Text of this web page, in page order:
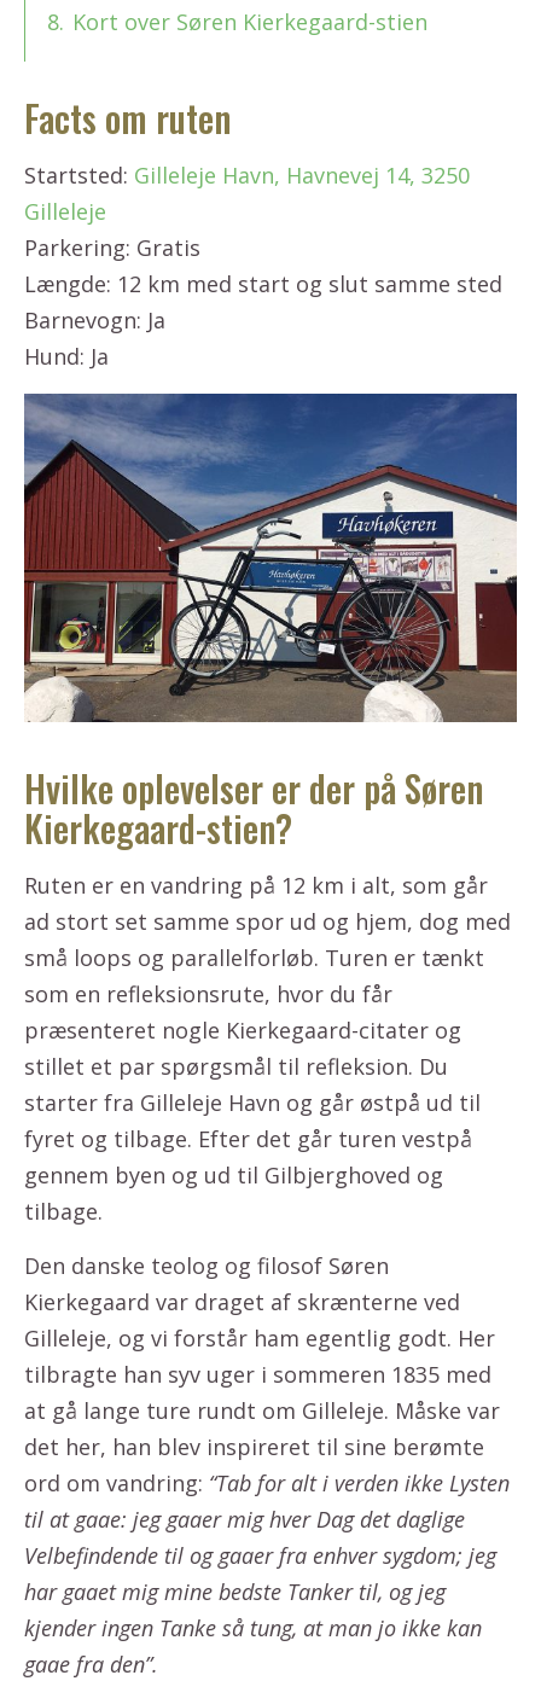
8. Kort over Søren Kierkegaard-stien
Facts om ruten
Startsted: Gilleleje Havn, Havnevej 14, 3250
Gilleleje
Parkering: Gratis
Længde: 12 km med start og slut samme sted
Barnevogn: Ja
Hund: Ja
Hvilke oplevelser er der på Søren
Kierkegaard-stien?
Ruten er en vandring på 12 km i alt, som går
ad stort set samme spor ud og hjem, dog med
små loops og parallelforløb. Turen er tænkt
som en refleksionsrute, hvor du får
præsenteret nogle Kierkegaard-citater og
stillet et par spørgsmål til refleksion. Du
starter fra Gilleleje Havn og går østpå ud til
fyret og tilbage. Efter det går turen vestpå
gennem byen og ud til Gilbjerghoved og
tilbage.
Den danske teolog og filosof Søren
Kierkegaard var draget af skrænterne ved
Gilleleje, og vi forstår ham egentlig godt. Her
tilbragte han syv uger i sommeren 1835 med
at gå lange ture rundt om Gilleleje. Måske var
det her, han blev inspireret til sine berømte
ord om vandring: “Tab for alt i verden ikke Lysten
til at gaae: jeg gaaer mig hver Dag det daglige
Velbefindende til og gaaer fra enhver sygdom; jeg
har gaaet mig mine bedste Tanker til, og jeg
kjender ingen Tanke så tung, at man jo ikke kan
gaae fra den”.